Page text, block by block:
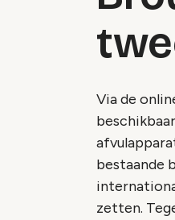
Via de
bestaande
zetten.